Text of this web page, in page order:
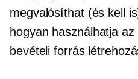
megvalósíthat (és kell
hogyan használhatja
bevételi forrás